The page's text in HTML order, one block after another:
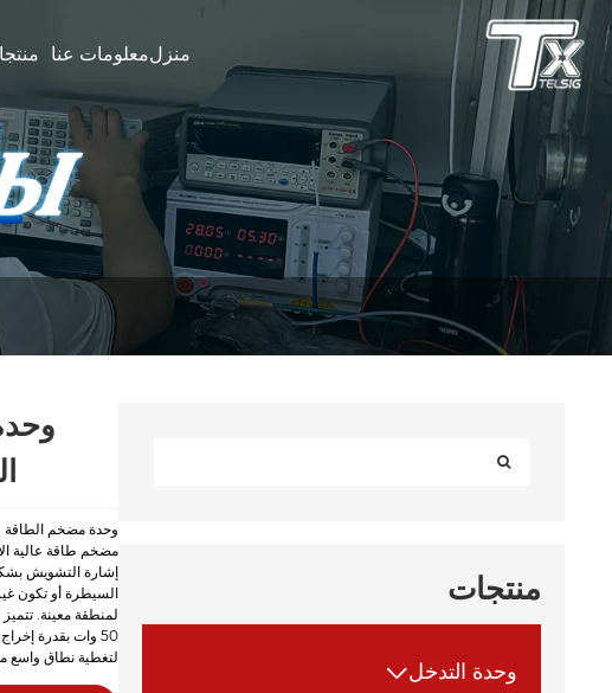
منزلمعلومات عنا
منتجات
وحدة التدخل
مضخم طاقة عالية
إشارة التشويش
السيطرة أو تكون
لمنطقة معينة.
لتغطية نطاق واسع